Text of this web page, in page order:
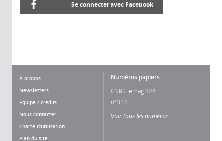
Se connecter avec Facebook
À propos
Newsletters
Équipe / crédits
Nous contacter
Charte d'utilisation
Plan du site
Numéros papiers
CNRS lemag 324
n°324
Voir tous les numéros